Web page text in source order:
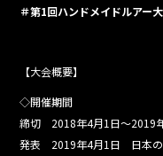
＃第1回ハンドメイドルアー
【大会概要】
◇開催期間
締切 2018年4月1日～2019
発表 2019年4月1日 日本の